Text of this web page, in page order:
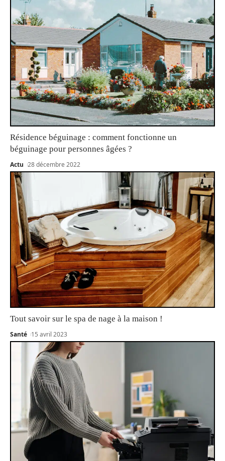
Résidence béguinage : comment fonctionne un
béguinage pour personnes âgées ?
Actu 28 décembre 2022
Tout savoir sur le spa de nage à la maison !
Santé 15 avril 2023